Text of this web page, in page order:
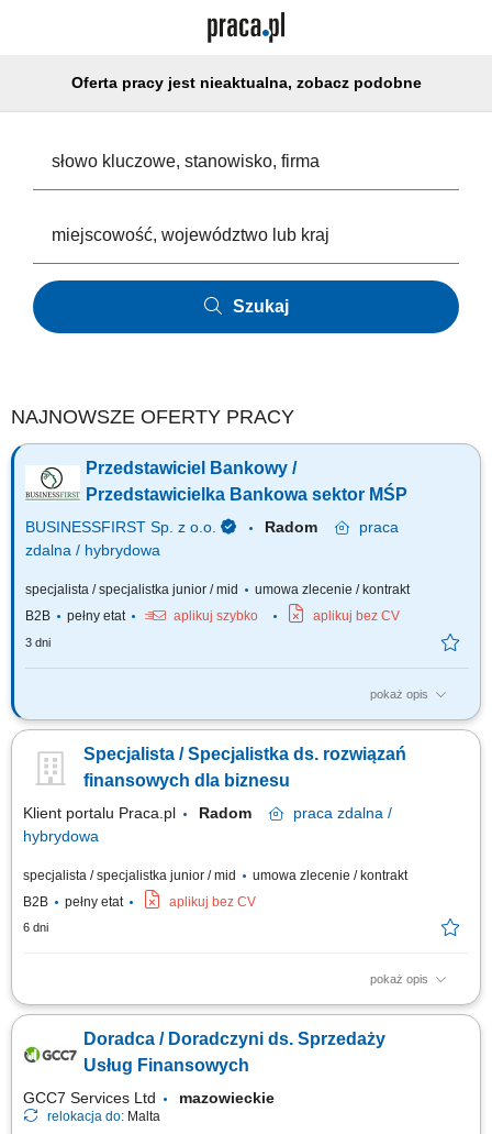
Oferta pracy jest nieaktualna, zobacz podobne
Szukaj
NAJNOWSZE OFERTY PRACY
Przedstawiciel Bankowy /
Przedstawicielka Bankowa sektor MŚP
BUSINESSFIRST Sp. z o.o. Radom
praca
zdalna / hybrydowa
specjalista / specjalistka junior / mid
umowa zlecenie / kontrakt
B2B
pełny etat aplikuj szybko aplikuj bez CV
3 dni
pokaż opis
Opis stanowiska Pozyskiwanie klientów biznesowych oraz sprzedaż
bankowe, faktoring i inne rozwiązania finansowe. Rozwój w kierunku
multidoradcy poprzez poszerzanie oferty produktowej dla klientów
Specjalista / Specjalistka ds. rozwiązań
finansowych dla biznesu
Klient portalu Praca.pl Radom praca zdalna /
hybrydowa
specjalista / specjalistka junior / mid
umowa zlecenie / kontrakt
B2B
pełny etat aplikuj bez CV
6 dni
pokaż opis
Samodzielne docieranie do sektora przedsiębiorstw i doradztwo w
kompetencji doradczych zmierzający do samodzielnego zarządzania
pełnym portfolio usług bankowych. Prowadzenie rozmów handlowych
Doradca / Doradczyni ds. Sprzedaży
Usług Finansowych
GCC7 Services Ltd mazowieckie
relokacja do: Malta